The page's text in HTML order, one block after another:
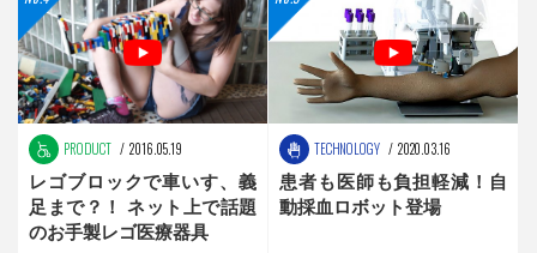
PRODUCT 2016.05.19
レゴブロックで車いす、義
足まで？！ ネット上で話題
のお手製レゴ医療器具
TECHNOLOGY 2020.03.16
患者も医師も負担軽減！自
動採血ロボット登場